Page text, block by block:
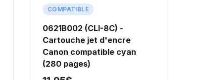
COMPATIBLE
0621B002 (CLI-8C) -
Cartouche jet d'encre
Canon compatible cyan
(280 pages)